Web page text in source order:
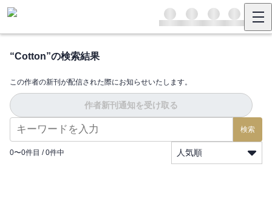
“Cotton”の検索結果
この作者の新刊が配信された際にお知らせいたします。
作者新刊通知を受け取る
検索
0〜0件目 / 0件中 人気順